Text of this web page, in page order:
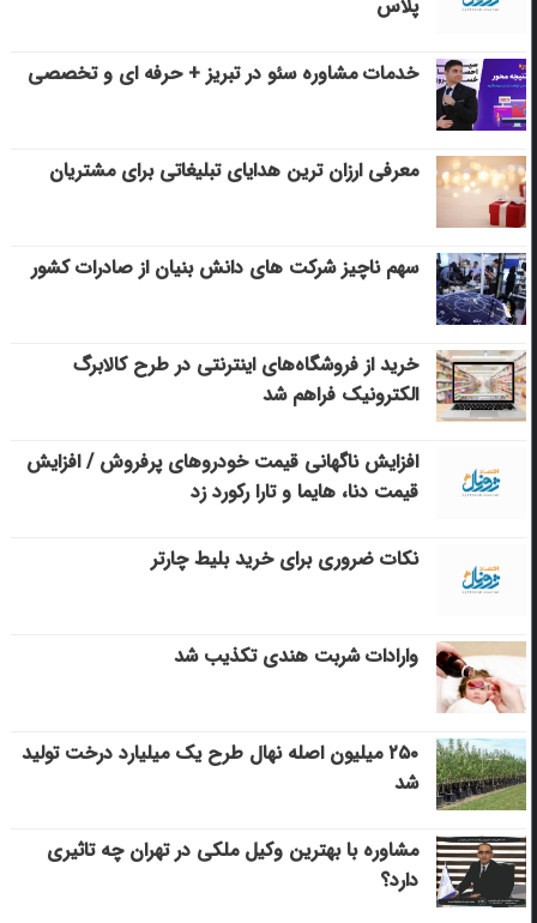
پلاس
خدمات مشاوره سئو در تبریز + حرفه ای و تخصصی
معرفی ارزان ترین هدایای تبلیغاتی برای مشتریان
سهم ناچیز شرکت های دانش بنیان از صادرات کشور
خرید از فروشگاه‌های اینترنتی در طرح کالابرگ
الکترونیک فراهم شد
افزایش ناگهانی قیمت خودروهای پرفروش / افزایش
قیمت دنا، هایما و تارا رکورد زد
نکات ضروری برای خرید بلیط چارتر
وارادات شربت هندی تکذیب شد
۲۵۰ میلیون اصله نهال طرح یک میلیارد درخت تولید
شد
مشاوره با بهترین وکیل ملکی در تهران چه تاثیری
دارد؟